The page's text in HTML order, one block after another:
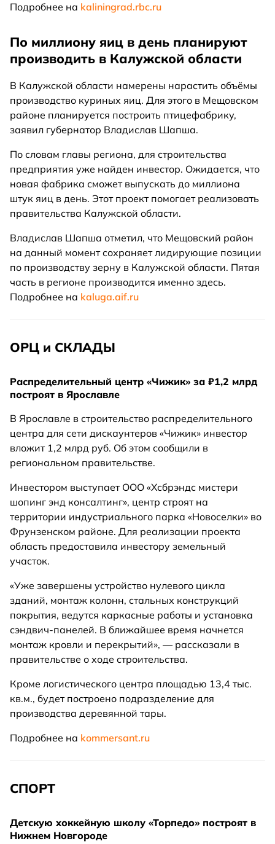
Подробнее на kaliningrad.rbc.ru
По миллиону яиц в день планируют
производить в Калужской области
В Калужской области намерены нарастить объёмы
производство куриных яиц. Для этого в Мещовском
районе планируется построить птицефабрику,
заявил губернатор Владислав Шапша.
По словам главы региона, для строительства
предприятия уже найден инвестор. Ожидается, что
новая фабрика сможет выпускать до миллиона
штук яиц в день. Этот проект помогает реализовать
правительства Калужской области.
Владислав Шапша отметил, что Мещовский район
на данный момент сохраняет лидирующие позиции
по производству зерну в Калужской области. Пятая
часть в регионе производится именно здесь.
Подробнее на kaluga.aif.ru
ОРЦ и СКЛАДЫ
Распределительный центр «Чижик» за ₽1,2 млрд
построят в Ярославле
В Ярославле в строительство распределительного
центра для сети дискаунтеров «Чижик» инвестор
вложит 1,2 млрд руб. Об этом сообщили в
региональном правительстве.
Инвестором выступает ООО «Хсбрэндс мистери
шопинг энд консалтинг», центр строят на
территории индустриального парка «Новоселки» во
Фрунзенском районе. Для реализации проекта
область предоставила инвестору земельный
участок.
«Уже завершены устройство нулевого цикла
зданий, монтаж колонн, стальных конструкций
покрытия, ведутся каркасные работы и установка
сэндвич-панелей. В ближайшее время начнется
монтаж кровли и перекрытий», — рассказали в
правительстве о ходе строительства.
Кроме логистического центра площадью 13,4 тыс.
кв.м., будет построено подразделение для
производства деревянной тары.
Подробнее на kommersant.ru
СПОРТ
Детскую хоккейную школу «Торпедо» построят в
Нижнем Новгороде